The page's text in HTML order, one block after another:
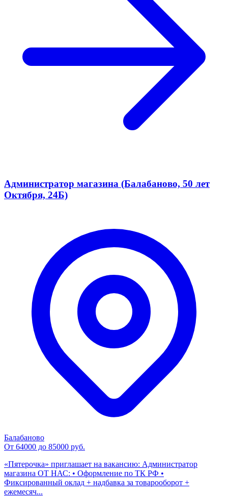
Администратор магазина (Балабаново, 50 лет
Октября, 24Б)
Балабаново
От 64000 до 85000 руб.
«Пятерочка» приглашает на вакансию: Администратор
магазина ОТ НАС: • Оформление по ТК РФ •
Фиксированный оклад + надбавка за товарооборот +
ежемесяч...